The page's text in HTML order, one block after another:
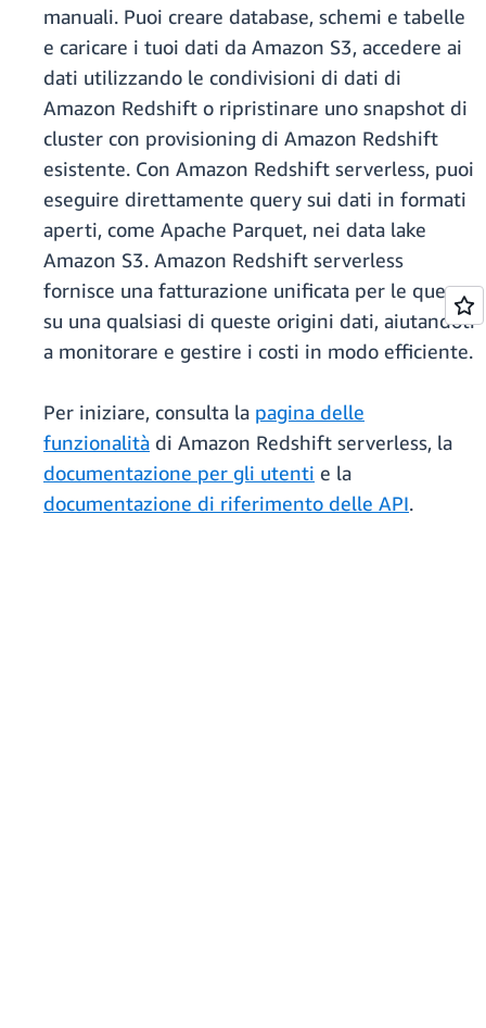
manuali. Puoi creare database, schemi e tabelle
e caricare i tuoi dati da Amazon S3, accedere ai
dati utilizzando le condivisioni di dati di
Amazon Redshift o ripristinare uno snapshot di
cluster con provisioning di Amazon Redshift
esistente. Con Amazon Redshift serverless, puoi
eseguire direttamente query sui dati in formati
aperti, come Apache Parquet, nei data lake
Amazon S3. Amazon Redshift serverless
fornisce una fatturazione unificata per le query
su una qualsiasi di queste origini dati, aiutandoti
a monitorare e gestire i costi in modo efficiente.
Per iniziare, consulta la pagina delle
funzionalità di Amazon Redshift serverless, la
documentazione per gli utenti e la
documentazione di riferimento delle API.